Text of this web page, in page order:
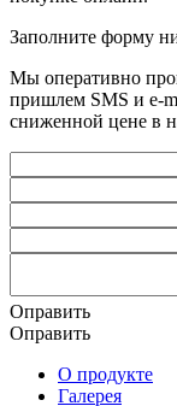
Заполните форму
Мы оперативно
пришлем SMS и e-
сниженной цене в
Оправить
Оправить
О продукте
Галерея